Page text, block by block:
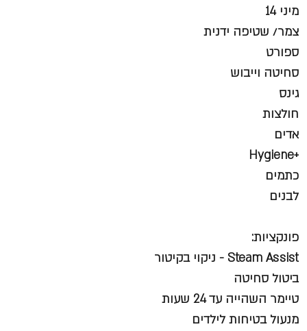
מיני 14
צמר/ שטיפה ידנית
ספורט
סחיטה וייבוש
גינס
חולצות
אדים
+Hygiene
כתמים
לבנים
פונקציות:
Steam Assist - ניקוי בקיטור
ביטול סחיטה
טיימר השהייה עד 24 שעות
מנעול בטיחות לילדים